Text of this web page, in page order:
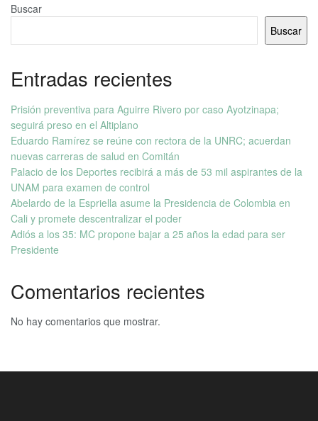
Buscar
Buscar
Entradas recientes
Prisión preventiva para Aguirre Rivero por caso Ayotzinapa;
seguirá preso en el Altiplano
Eduardo Ramírez se reúne con rectora de la UNRC; acuerdan
nuevas carreras de salud en Comitán
Palacio de los Deportes recibirá a más de 53 mil aspirantes de la
UNAM para examen de control
Abelardo de la Espriella asume la Presidencia de Colombia en
Cali y promete descentralizar el poder
Adiós a los 35: MC propone bajar a 25 años la edad para ser
Presidente
Comentarios recientes
No hay comentarios que mostrar.